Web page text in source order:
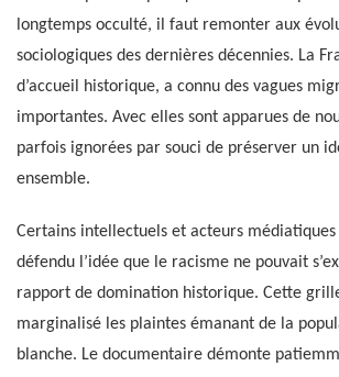
longtemps occulté, il faut remonter aux
sociologiques des dernières décennies. La
d’accueil historique, a connu des vagues
importantes. Avec elles sont apparues de
parfois ignorées par souci de préserver un
ensemble.
Certains intellectuels et acteurs
défendu l’idée que le racisme ne pouvait
rapport de domination historique. Cette
marginalisé les plaintes émanant de la
blanche. Le documentaire démonte